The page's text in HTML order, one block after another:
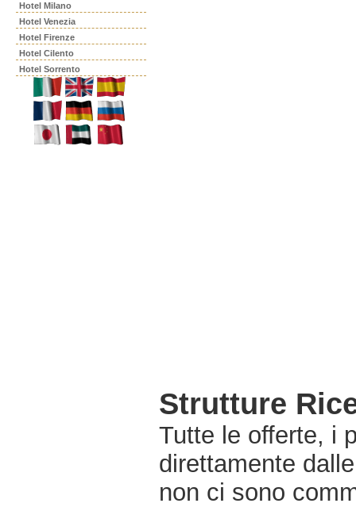
Hotel Milano
Hotel Venezia
Hotel Firenze
Hotel Cilento
Hotel Sorrento
Strutture
Tutte le offerte, i
direttamente
non ci sono